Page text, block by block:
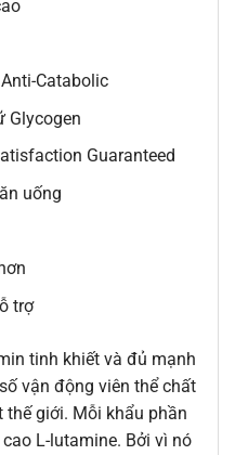
Catabolic
Glycogen
Guaranteed
uống
trợ
tinh khiết và đủ mạnh
vận động viên thể chất
giới. Mỗi khẩu phần
L-lutamine. Bởi vì nó